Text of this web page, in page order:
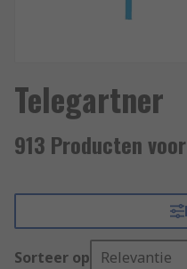
Telegartner
913 Producten
Sorteer op Relevantie